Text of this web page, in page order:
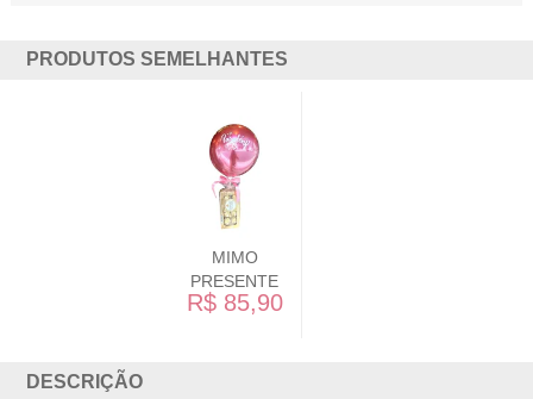
PRODUTOS SEMELHANTES
MIMO
PRESENTE
R$ 85,90
DESCRIÇÃO